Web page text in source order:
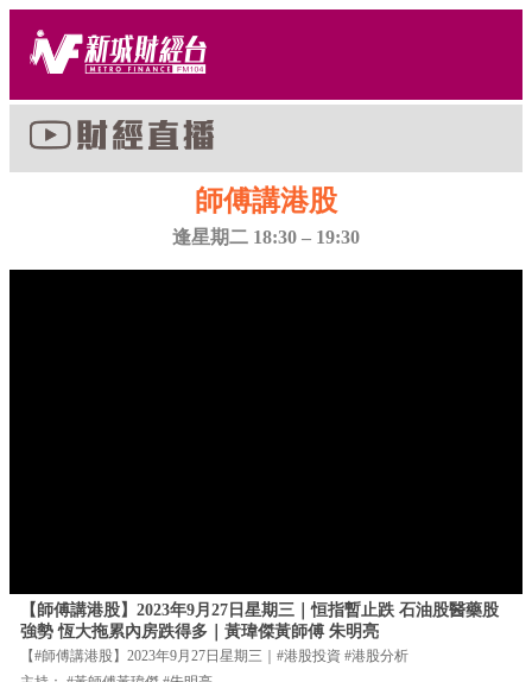
師傅講港股
逢星期二 18:30 – 19:30
【師傅講港股】2023年9月27日星期三｜恒指暫止跌 石油股醫藥股
強勢 恆大拖累內房跌得多｜黃瑋傑黃師傅 朱明亮
【#師傅講港股】2023年9月27日星期三｜#港股投資 #港股分析